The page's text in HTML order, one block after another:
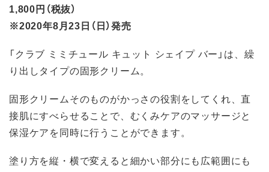
1,800円（税抜）
※2020年8月23日（日）発売
「クラブ ミミチュール キュット シェイプ バー」は、繰
り出しタイプの固形クリーム。
固形クリームそのものがかっさの役割をしてくれ、直
接肌にすべらせることで、むくみケアのマッサージと
保湿ケアを同時に行うことができます。
塗り方を縦・横で変えると細かい部分にも広範囲にも